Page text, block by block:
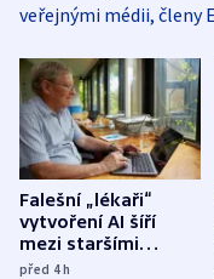
veřejnými médii, členy
Falešní „lékaři“
vytvoření AI šíří
mezi staršími
Poláky nebezpečné
před 4h